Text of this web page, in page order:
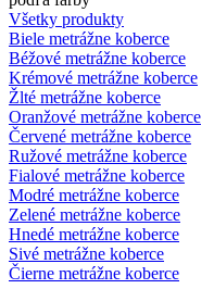
Všetky produkty
Biele metrážne koberce
Béžové metrážne koberce
Krémové metrážne koberce
Žlté metrážne koberce
Oranžové metrážne koberce
Červené metrážne koberce
Ružové metrážne koberce
Fialové metrážne koberce
Modré metrážne koberce
Zelené metrážne koberce
Hnedé metrážne koberce
Sivé metrážne koberce
Čierne metrážne koberce